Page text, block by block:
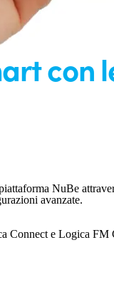
con
NuBe
avanzate.
Connect e Logica FM